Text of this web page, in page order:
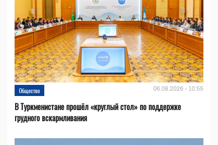
Общество 06.08.2026 - 10:55
В Туркменистане прошёл «круглый стол» по поддержке
грудного вскармливания